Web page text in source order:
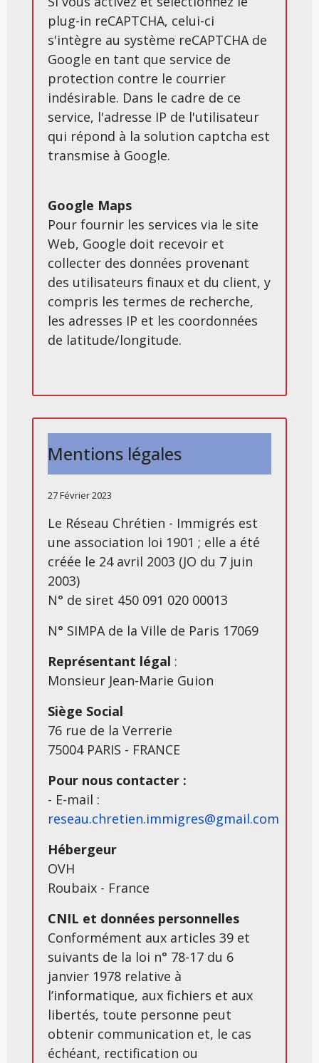
plug-in reCAPTCHA, celui-ci
s'intègre au système reCAPTCHA de
Google en tant que service de
protection contre le courrier
indésirable. Dans le cadre de ce
service, l'adresse IP de l'utilisateur
qui répond à la solution captcha est
transmise à Google.
Google Maps
Pour fournir les services via le site
Web, Google doit recevoir et
collecter des données provenant
des utilisateurs finaux et du client, y
compris les termes de recherche,
les adresses IP et les coordonnées
de latitude/longitude.
Mentions légales
27 Février 2023
Le Réseau Chrétien - Immigrés est
une association loi 1901 ; elle a été
créée le 24 avril 2003 (JO du 7 juin
2003)
N° de siret 450 091 020 00013
N° SIMPA de la Ville de Paris 17069
Représentant légal :
Monsieur Jean-Marie Guion
Siège Social
76 rue de la Verrerie
75004 PARIS - FRANCE
Pour nous contacter :
- E-mail :
reseau.chretien.immigres@gmail.com
Hébergeur
OVH
Roubaix - France
CNIL et données personnelles
Conformément aux articles 39 et
suivants de la loi n° 78-17 du 6
janvier 1978 relative à
l’informatique, aux fichiers et aux
libertés, toute personne peut
obtenir communication et, le cas
échéant, rectification ou